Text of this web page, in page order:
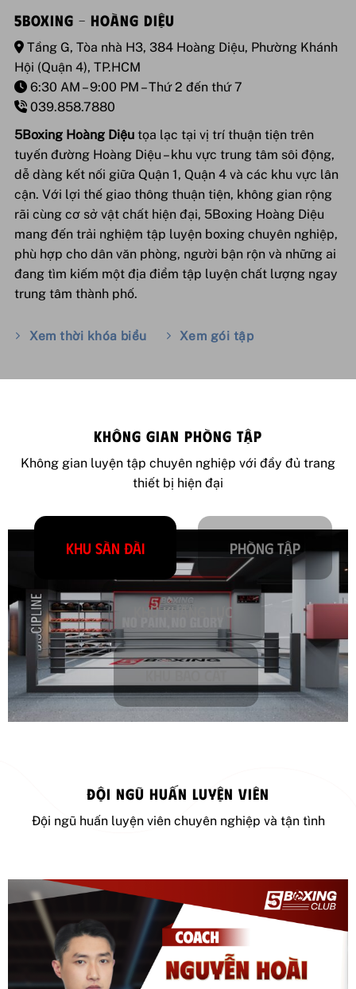
5BOXING – HOÀNG DIỆU
Tầng G, Tòa nhà H3, 384 Hoàng Diệu, Phường Khánh
Hội (Quận 4), TP.HCM
6:30 AM – 9:00 PM – Thứ 2 đến thứ 7
039.858.7880
5Boxing Hoàng Diệu tọa lạc tại vị trí thuận tiện trên
tuyến đường Hoàng Diệu – khu vực trung tâm sôi động,
dễ dàng kết nối giữa Quận 1, Quận 4 và các khu vực lân
cận. Với lợi thế giao thông thuận tiện, không gian rộng
rãi cùng cơ sở vật chất hiện đại, 5Boxing Hoàng Diệu
mang đến trải nghiệm tập luyện boxing chuyên nghiệp,
phù hợp cho dân văn phòng, người bận rộn và những ai
đang tìm kiếm một địa điểm tập luyện chất lượng ngay
trung tâm thành phố.
Xem thời khóa biểu Xem gói tập
KHÔNG GIAN PHÒNG TẬP
Không gian luyện tập chuyên nghiệp với đầy đủ trang
thiết bị hiện đại
Khu sàn đài Phòng tập
Khu kháng lực
Khu bao cát
ĐỘI NGŨ HUẤN LUYỆN VIÊN
Đội ngũ huấn luyện viên chuyên nghiệp và tận tình